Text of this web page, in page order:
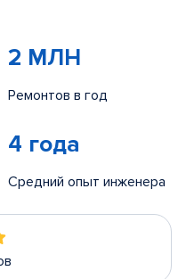
2 МЛН
Ремонтов в год
4 года
Средний опыт инженера